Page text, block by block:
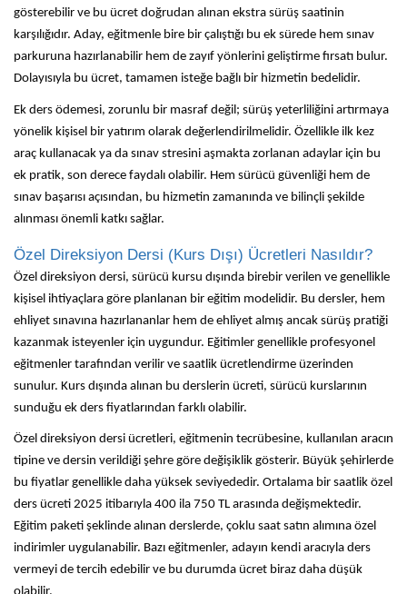
gösterebilir ve bu ücret doğrudan alınan ekstra sürüş saatinin
karşılığıdır. Aday, eğitmenle bire bir çalıştığı bu ek sürede hem sınav
parkuruna hazırlanabilir hem de zayıf yönlerini geliştirme fırsatı bulur.
Dolayısıyla bu ücret, tamamen isteğe bağlı bir hizmetin bedelidir.
Ek ders ödemesi, zorunlu bir masraf değil; sürüş yeterliliğini artırmaya
yönelik kişisel bir yatırım olarak değerlendirilmelidir. Özellikle ilk kez
araç kullanacak ya da sınav stresini aşmakta zorlanan adaylar için bu
ek pratik, son derece faydalı olabilir. Hem sürücü güvenliği hem de
sınav başarısı açısından, bu hizmetin zamanında ve bilinçli şekilde
alınması önemli katkı sağlar.
Özel Direksiyon Dersi (Kurs Dışı) Ücretleri Nasıldır?
Özel direksiyon dersi, sürücü kursu dışında birebir verilen ve genellikle
kişisel ihtiyaçlara göre planlanan bir eğitim modelidir. Bu dersler, hem
ehliyet sınavına hazırlananlar hem de ehliyet almış ancak sürüş pratiği
kazanmak isteyenler için uygundur. Eğitimler genellikle profesyonel
eğitmenler tarafından verilir ve saatlik ücretlendirme üzerinden
sunulur. Kurs dışında alınan bu derslerin ücreti, sürücü kurslarının
sunduğu ek ders fiyatlarından farklı olabilir.
Özel direksiyon dersi ücretleri, eğitmenin tecrübesine, kullanılan aracın
tipine ve dersin verildiği şehre göre değişiklik gösterir. Büyük şehirlerde
bu fiyatlar genellikle daha yüksek seviyededir. Ortalama bir saatlik özel
ders ücreti 2025 itibarıyla 400 ila 750 TL arasında değişmektedir.
Eğitim paketi şeklinde alınan derslerde, çoklu saat satın alımına özel
indirimler uygulanabilir. Bazı eğitmenler, adayın kendi aracıyla ders
vermeyi de tercih edebilir ve bu durumda ücret biraz daha düşük